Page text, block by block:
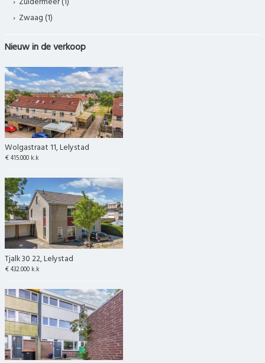
Zwaag (1)
Nieuw in de verkoop
Wolgastraat 11, Lelystad
€ 415.000 k.k
Tjalk 30 22, Lelystad
€ 432.000 k.k